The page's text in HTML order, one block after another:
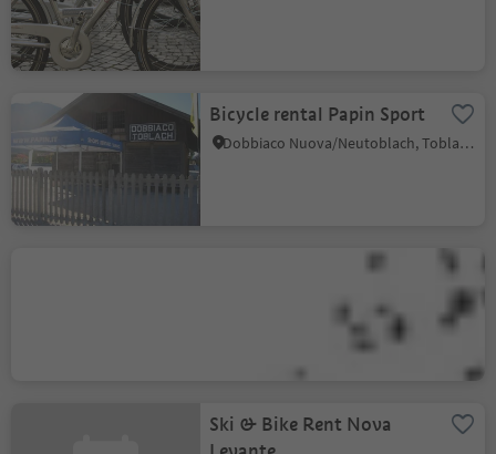
Bicycle rental Papin Sport
Dobbiaco Nuova/Neutoblach, Toblach/Dobbiaco, Dolomites Region 3 Zinnen
MTB School & Rental
Ski & Bike Rent Nova